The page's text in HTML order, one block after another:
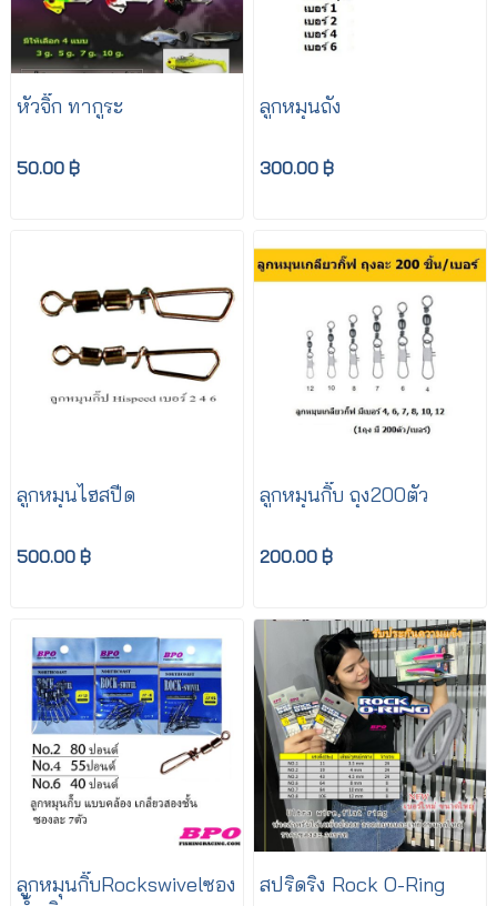
หัวจิ๊ก ทากูระ
50.00 ฿
ลูกหมุนถัง
300.00 ฿
ลูกหมุนไฮสปีด
500.00 ฿
ลูกหมุนกิ๊บ ถุง200ตัว
200.00 ฿
ลูกหมุนกิ๊บRockswivelซอง
สปริดริง Rock O-Ring